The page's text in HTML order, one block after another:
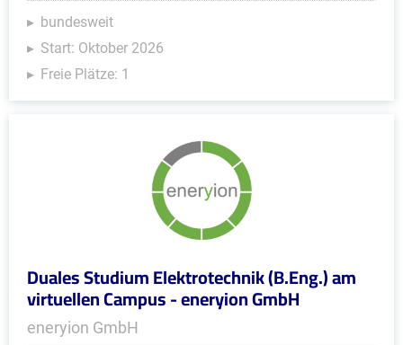
bundesweit
Start: Oktober 2026
Freie Plätze: 1
Duales Studium Elektrotechnik (B.Eng.) am
virtuellen Campus - eneryion GmbH
eneryion GmbH